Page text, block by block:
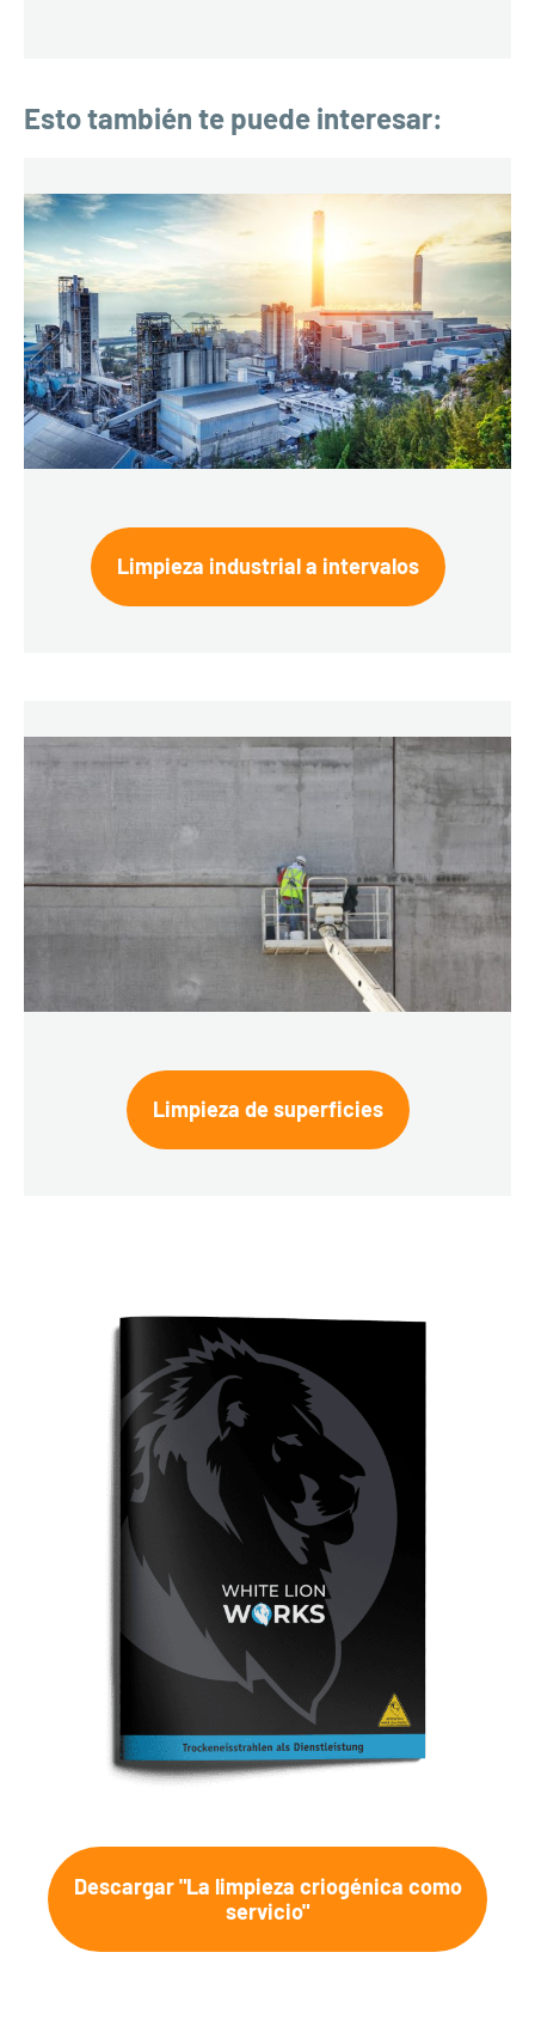
Esto también te puede interesar:
Limpieza industrial a intervalos
Limpieza de superficies
Descargar "La limpieza criogénica como
servicio"